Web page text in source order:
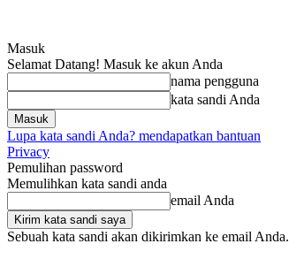
Masuk
Selamat Datang! Masuk ke akun Anda
nama pengguna
kata sandi Anda
Lupa kata sandi Anda? mendapatkan bantuan
Privacy
Pemulihan password
Memulihkan kata sandi anda
email Anda
Sebuah kata sandi akan dikirimkan ke email Anda.